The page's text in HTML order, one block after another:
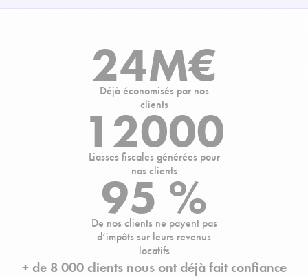
24M€
Déjà économisés par nos
clients
12000
Liasses fiscales générées pour
nos clients
95 %
De nos clients ne payent pas
d’impôts sur leurs revenus
locatifs
+ de 8 000 clients nous ont déjà fait confiance